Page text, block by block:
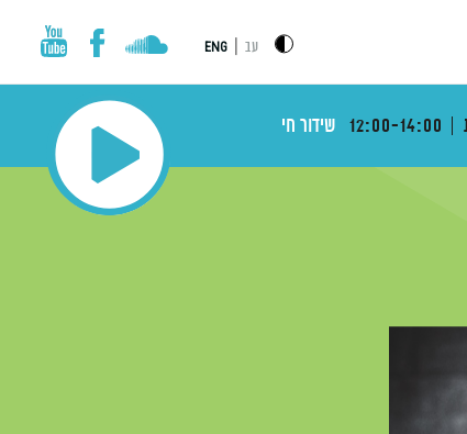
עב ENG
12:00-14:00 שידור חי